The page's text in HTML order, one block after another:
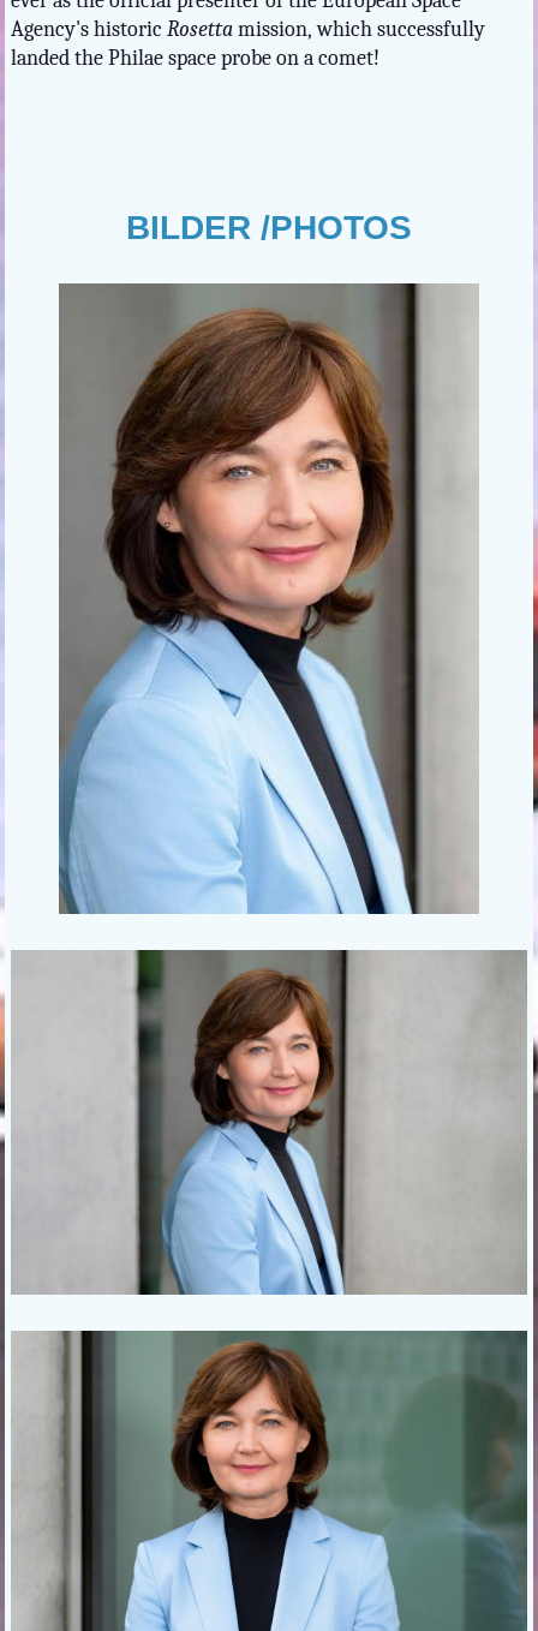
Agency's historic Rosettamission, which successfully
landed the Philae space probe on a comet!
BILDER /PHOTOS